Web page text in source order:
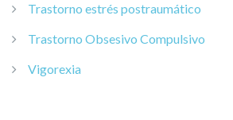
Trastorno estrés postraumático
Trastorno Obsesivo Compulsivo
Vigorexia